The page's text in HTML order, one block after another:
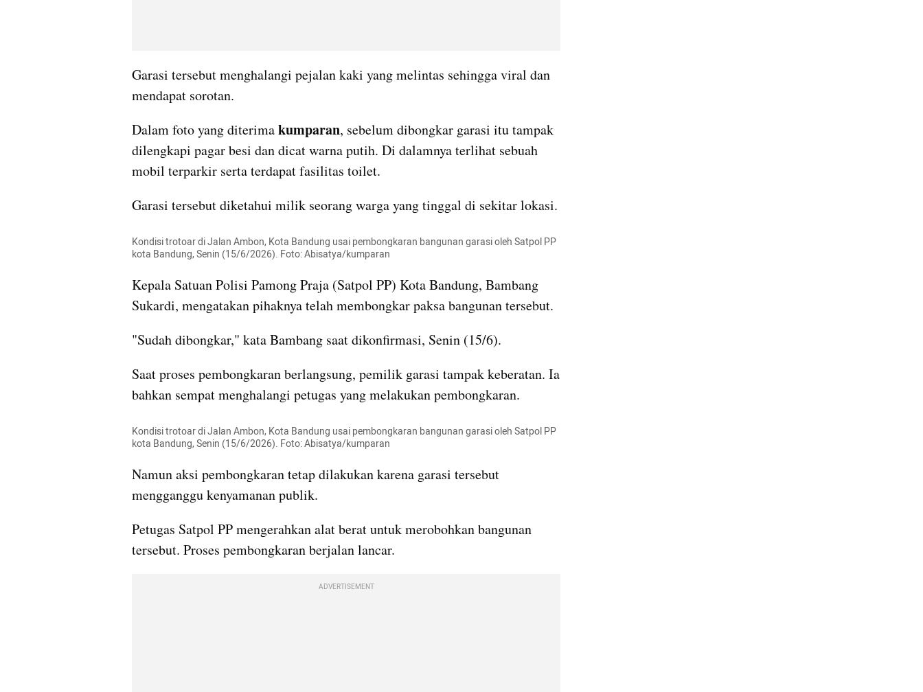
Garasi tersebut menghalangi pejalan kaki yang melintas sehingga viral dan
mendapat sorotan.
Dalam foto yang diterima kumparan, sebelum dibongkar garasi itu tampak
dilengkapi pagar besi dan dicat warna putih. Di dalamnya terlihat sebuah
mobil terparkir serta terdapat fasilitas toilet.
Kondisi trotoar di Jalan Ambon, Kota Bandung usai pembongkaran bangunan garasi oleh Satpol PP
kota Bandung, Senin (15/6/2026). Foto: Abisatya/kumparan
Kepala Satuan Polisi Pamong Praja (Satpol PP) Kota Bandung, Bambang
Sukardi, mengatakan pihaknya telah membongkar paksa bangunan tersebut.
"Sudah dibongkar," kata Bambang saat dikonfirmasi, Senin (15/6).
Saat proses pembongkaran berlangsung, pemilik garasi tampak keberatan. Ia
bahkan sempat menghalangi petugas yang melakukan pembongkaran.
Kondisi trotoar di Jalan Ambon, Kota Bandung usai pembongkaran bangunan garasi oleh Satpol PP
kota Bandung, Senin (15/6/2026). Foto: Abisatya/kumparan
Namun aksi pembongkaran tetap dilakukan karena garasi tersebut
mengganggu kenyamanan publik.
Petugas Satpol PP mengerahkan alat berat untuk merobohkan bangunan
tersebut. Proses pembongkaran berjalan lancar.
ADVERTISEMENT